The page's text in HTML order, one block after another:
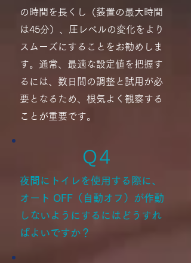
の時間を長くし（装置の最大時間
は45分）、圧レベルの変化をより
スムーズにすることをお勧めしま
す。通常、最適な設定値を把握す
るには、数日間の調整と試用が必
要となるため、根気よく観察する
ことが重要です。
​Q 4
夜間にトイレを使用する際に、
オート OFF（自動オフ）が作動
しないようにするにはどうすれ
ばよいですか？